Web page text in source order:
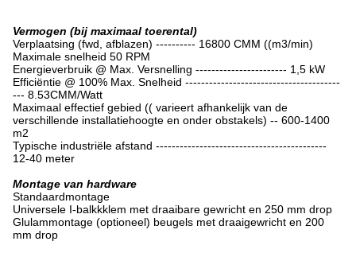
Vermogen (bij maximaal toerental)
Verplaatsing (fwd, afblazen) ---------- 16800 CMM ((m3/min)
Maximale snelheid 50 RPM
Energieverbruik @ Max. Versnelling ----------------------- 1,5 kW
Efficiëntie @ 100% Max. Snelheid ---------------------------------------
--- 8.53CMM/Watt
Maximaal effectief gebied (( varieert afhankelijk van de
verschillende installatiehoogte en onder obstakels) -- 600-1400
m2
Typische industriële afstand -------------------------------------------
12-40 meter
Montage van hardware
Standaardmontage
Universele I-balkkklem met draaibare gewricht en 250 mm drop
Glulammontage (optioneel) beugels met draaigewricht en 200
mm drop